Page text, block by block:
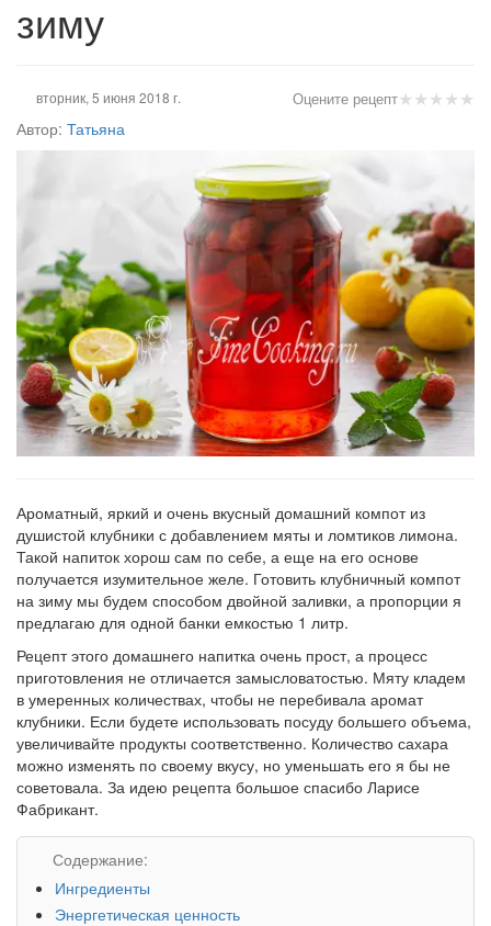
зиму
★★★★★
Оцените рецепт
вторник, 5 июня 2018 г.
Автор: Татьяна
Ароматный, яркий и очень вкусный домашний компот из
душистой клубники с добавлением мяты и ломтиков лимона.
Такой напиток хорош сам по себе, а еще на его основе
получается изумительное желе. Готовить клубничный компот
на зиму мы будем способом двойной заливки, а пропорции я
предлагаю для одной банки емкостью 1 литр.
Рецепт этого домашнего напитка очень прост, а процесс
приготовления не отличается замысловатостью. Мяту кладем
в умеренных количествах, чтобы не перебивала аромат
клубники. Если будете использовать посуду большего объема,
увеличивайте продукты соответственно. Количество сахара
можно изменять по своему вкусу, но уменьшать его я бы не
советовала. За идею рецепта большое спасибо Ларисе
Фабрикант.
Содержание:
Ингредиенты
Энергетическая ценность